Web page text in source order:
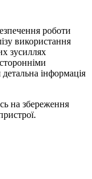
роботи
використання
зусиллях
інформація
на збереження